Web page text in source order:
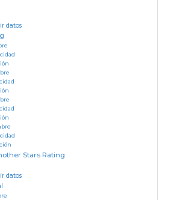
datos
Stars Rating
datos